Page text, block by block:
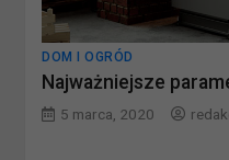
DOM I OGRÓD
Najważniejsze
5 marca, 2020